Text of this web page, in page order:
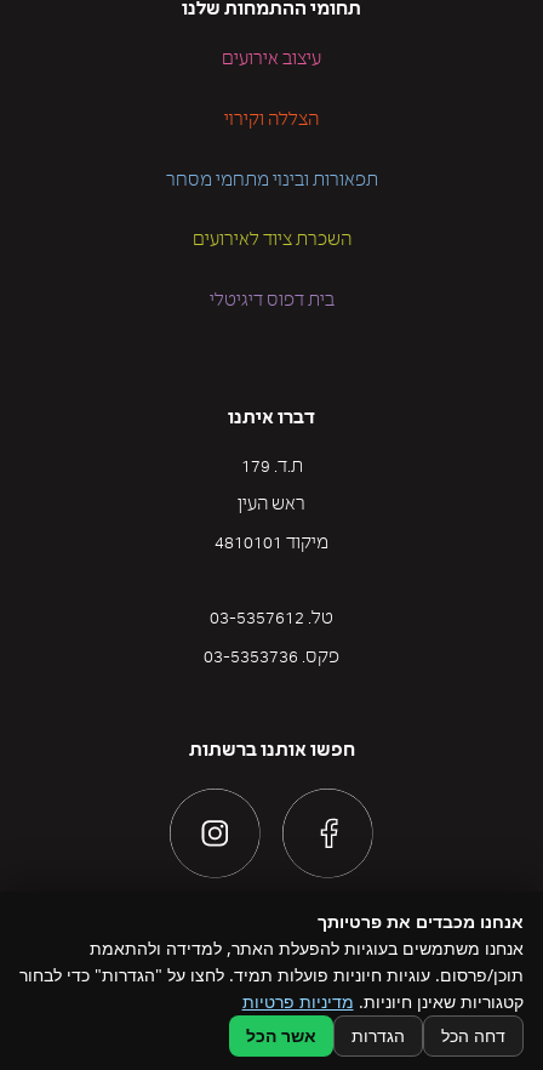
תחומי ההתמחות שלנו
עיצוב אירועים
הצללה וקירוי
תפאורות ובינוי מתחמי מסחר
השכרת ציוד לאירועים
בית דפוס דיגיטלי
דברו איתנו
ת.ד. 179
ראש העין
מיקוד 4810101
טל. 03-5357612
פקס. 03-5353736
חפשו אותנו ברשתות
@ כל הזכויות שמורות להדוניזם 2026
Design by Namelesspace
אנחנו מכבדים את פרטיותך
אנחנו משתמשים בעוגיות להפעלת האתר, למדידה ולהתאמת
תוכן/פרסום. עוגיות חיוניות פועלות תמיד. לחצו על "הגדרות" כדי לבחור
קטגוריות שאינן חיוניות. מדיניות פרטיות
דחה הכל
הגדרות אשר הכל